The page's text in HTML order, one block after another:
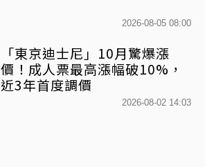
2026-08-05 08:00
「東京迪士尼」10月驚爆漲
價！成人票最高漲幅破10%，
近3年首度調價
2026-08-02 14:03